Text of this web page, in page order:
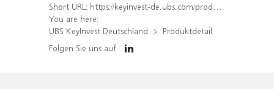
Short URL: https://keyinvest-de.ubs.com/produkt/detail/index/isin/DE000WA5S9Z1
You are here:
UBS KeyInvest Deutschland
Produktdetail
Folgen Sie uns auf